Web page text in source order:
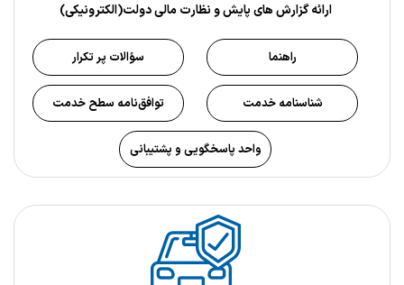
ارائه گزارش های پایش و نظارت مالی دولت(الکترونیکی)
راهنما سؤالات پر تکرار
شناسنامه خدمت توافق‌نامه سطح خدمت
واحد پاسخگویی و پشتیبانی